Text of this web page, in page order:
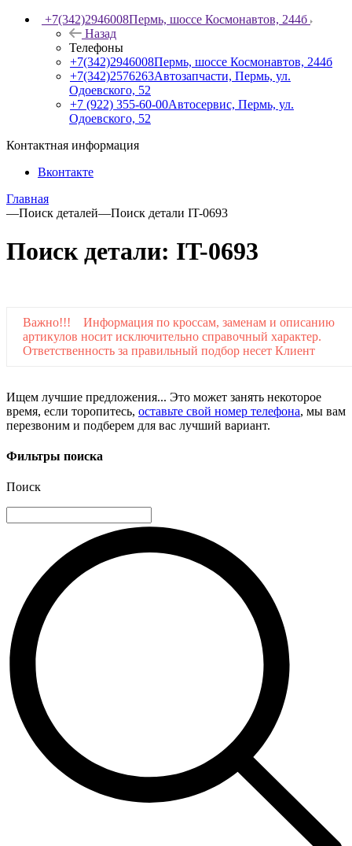
+7(342)2946008Пермь, шоссе Космонавтов, 244б
Назад
Телефоны
+7(342)2946008Пермь, шоссе Космонавтов, 244б
+7(342)2576263Автозапчасти, Пермь, ул.
Одоевского, 52
+7 (922) 355-60-00Автосервис, Пермь, ул.
Одоевского, 52
Контактная информация
Вконтакте
Главная
—Поиск деталей—Поиск детали IT-0693
Поиск детали: IT-0693
Важно!!! Информация по кроссам, заменам и описанию
артикулов носит исключительно справочный характер.
Ответственность за правильный подбор несет Клиент
Ищем лучшие предложения... Это может занять некоторое
время, если торопитесь, оставьте свой номер телефона, мы вам
перезвоним и подберем для вас лучший вариант.
Фильтры поиска
Поиск